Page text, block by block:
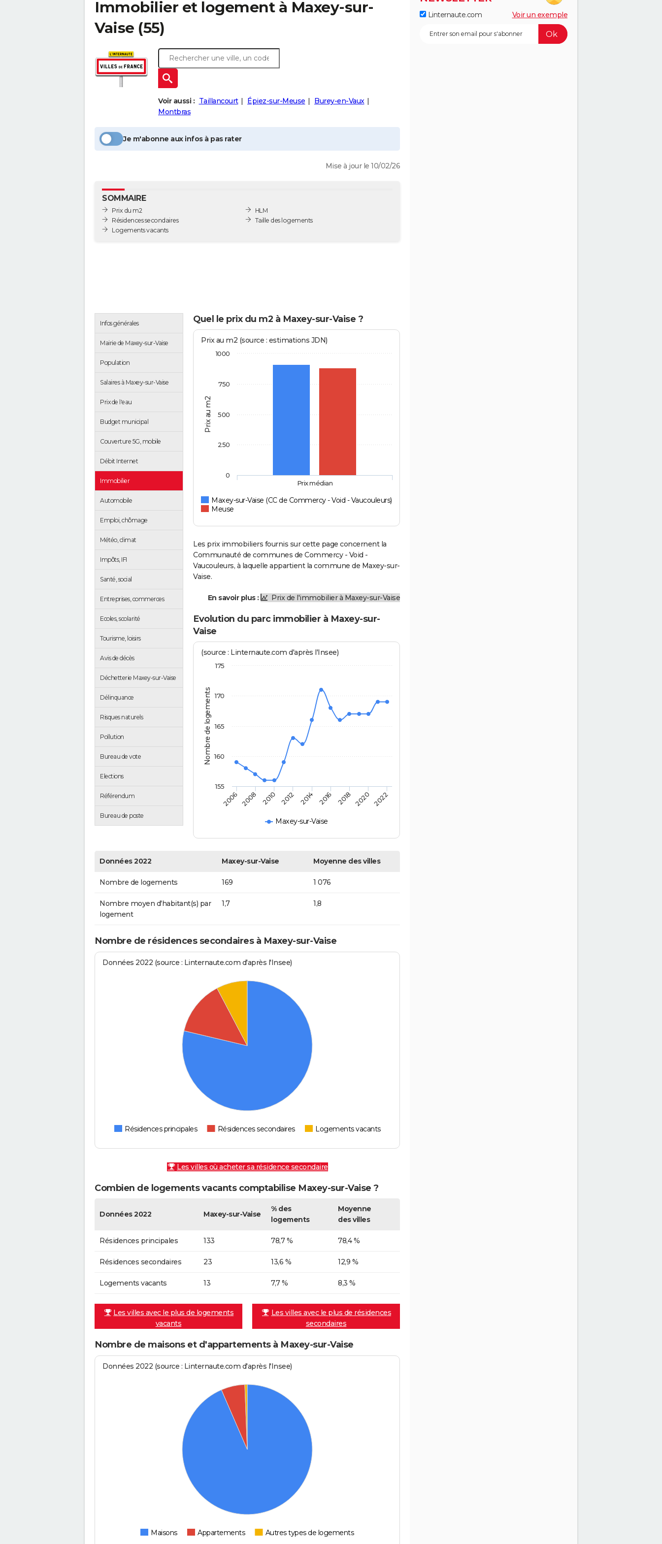
Immobilier et logement à Maxey-sur-
Vaise (55)
Voir aussi : Taillancourt Épiez-sur-Meuse
Burey-en-Vaux
Montbras
Je m'abonne aux infos à pas rater
Mise à jour le 10/02/26
SOMMAIRE
Prix du m2
Résidences secondaires
Logements vacants
HLM
Taille des logements
Infos générales
Mairie de Maxey-sur-Vaise
Population
Salaires à Maxey-sur-Vaise
Prix de l'eau
Budget municipal
Couverture 5G, mobile
Débit Internet
Immobilier
Automobile
Emploi, chômage
Météo, climat
Impôts, IFI
Santé, social
Entreprises, commerces
Ecoles, scolarité
Tourisme, loisirs
Avis de décès
Déchetterie Maxey-sur-Vaise
Délinquance
Risques naturels
Pollution
Bureau de vote
Elections
Référendum
Bureau de poste
Quel le prix du m2 à Maxey-sur-Vaise ?
Prix au m2
Prix au m2 (source : estimations JDN)
Maxey-sur-Vaise (CC de Commercy - Void - Vaucouleurs)
Meuse
Prix médian
0
250
500
750
1000
Les prix immobiliers fournis sur cette page concernent la
Communauté de communes de Commercy - Void -
Vaucouleurs, à laquelle appartient la commune de Maxey-sur-
Vaise.
En savoir plus : Prix de l'immobilier à Maxey-sur-Vaise
Evolution du parc immobilier à Maxey-sur-
Vaise
Nombre de logements
(source : Linternaute.com d'après l'Insee)
Maxey-sur-Vaise
2006 2008 2010 2012 2014 2016 2018 2020 2022
155
160
165
170
175
Données 2022 Maxey-sur-Vaise Moyenne des villes
Nombre de logements 169 1 076
Nombre moyen d'habitant(s) par
logement
1,7 1,8
Nombre de résidences secondaires à Maxey-sur-Vaise
Données 2022 (source : Linternaute.com d'après l'Insee)
Résidences principales Résidences secondaires Logements vacants
Les villes où acheter sa résidence secondaire
Combien de logements vacants comptabilise Maxey-sur-Vaise ?
Données 2022 Maxey-sur-Vaise
% des
logements
Moyenne
des villes
Résidences principales 133 78,7 % 78,4 %
Résidences secondaires 23 13,6 % 12,9 %
Logements vacants 13 7,7 % 8,3 %
Les villes avec le plus de logements
vacants
Les villes avec le plus de résidences
secondaires
Nombre de maisons et d'appartements à Maxey-sur-Vaise
Données 2022 (source : Linternaute.com d'après l'Insee)
Maisons Appartements Autres types de logements
Linternaute.com Voir un exemple